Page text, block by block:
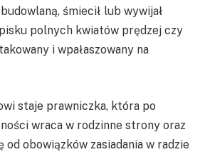
śmiecił lub wywijał
polnych kwiatów prędzej czy
i wpałaszowany na
staje prawniczka, która po
wraca w rodzinne strony oraz
od obowiązków zasiadania w radzie